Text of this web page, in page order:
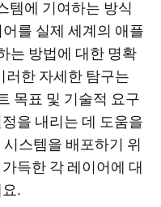
템에 기여하는 방식
를 실제 세계의 애플
는 방법에 대한 명확
러한 자세한 탐구는
목표 및 기술적 요구
을 내리는 데 도움을
스템을 배포하기 위
득한 각 레이어에 대
.